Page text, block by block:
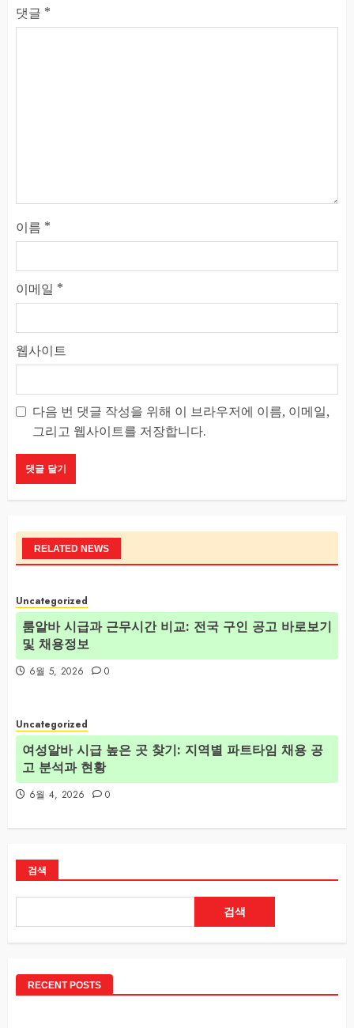
댓글 *
이름 *
이메일 *
웹사이트
다음 번 댓글 작성을 위해 이 브라우저에 이름, 이메일,
그리고 웹사이트를 저장합니다.
RELATED NEWS
Uncategorized
룸알바 시급과 근무시간 비교: 전국 구인 공고 바로보기
및 채용정보
6월 5, 2026 0
Uncategorized
여성알바 시급 높은 곳 찾기: 지역별 파트타임 채용 공
고 분석과 현황
6월 4, 2026 0
검색
검색
RECENT POSTS